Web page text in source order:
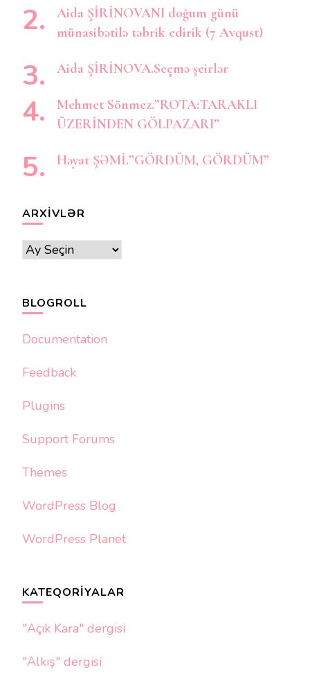
Aida ŞİRİNOVANI doğum günü
münasibətilə təbrik edirik (7 Avqust)
Aida ŞİRİNOVA.Seçmə şeirlər
Mehmet Sönmez.”ROTA:TARAKLI
ÜZERİNDEN GÖLPAZARI”
Həyat ŞƏMİ.”GÖRDÜM, GÖRDÜM”
ARXIVLƏR
Arxivlər
BLOGROLL
Documentation
Feedback
Plugins
Support Forums
Themes
WordPress Blog
WordPress Planet
KATEQORIYALAR
"Açık Kara" dergisi
"Alkış" dergisi